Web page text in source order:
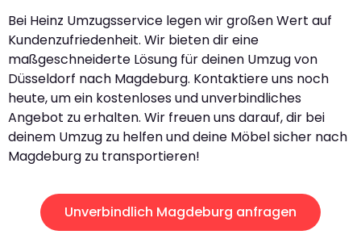
Bei Heinz Umzugsservice legen wir großen Wert auf
Kundenzufriedenheit. Wir bieten dir eine
maßgeschneiderte Lösung für deinen Umzug von
Düsseldorf nach Magdeburg. Kontaktiere uns noch
heute, um ein kostenloses und unverbindliches
Angebot zu erhalten. Wir freuen uns darauf, dir bei
deinem Umzug zu helfen und deine Möbel sicher nach
Magdeburg zu transportieren!
Unverbindlich Magdeburg anfragen